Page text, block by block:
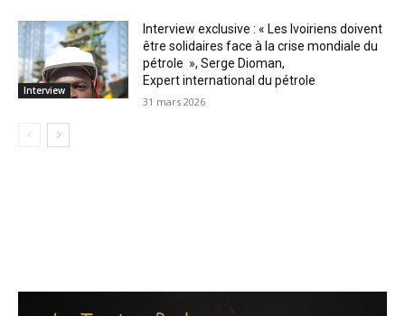
Interview
Interview exclusive : « Les Ivoiriens doivent
être solidaires face à la crise mondiale du
pétrole », Serge Dioman,
Expert international du pétrole
31 mars 2026